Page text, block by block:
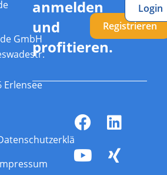
GmbH
Erlensee
anmelden
und
profitieren.
Registrieren
Login